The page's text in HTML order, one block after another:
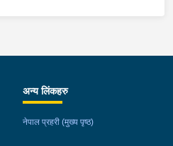
अन्य लिंकहरु
नेपाल प्रहरी (मुख्य पृष्ठ)